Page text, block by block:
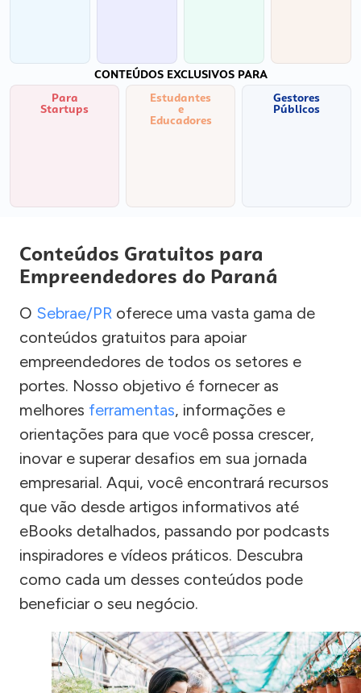
CONTEÚDOS EXCLUSIVOS PARA
Para
Startups
Estudantes
e
Educadores
Gestores
Públicos
Conteúdos Gratuitos para
Empreendedores do Paraná
O Sebrae/PR oferece uma vasta gama de
conteúdos gratuitos para apoiar
empreendedores de todos os setores e
portes. Nosso objetivo é fornecer as
melhores ferramentas, informações e
orientações para que você possa crescer,
inovar e superar desafios em sua jornada
empresarial. Aqui, você encontrará recursos
que vão desde artigos informativos até
eBooks detalhados, passando por podcasts
inspiradores e vídeos práticos. Descubra
como cada um desses conteúdos pode
beneficiar o seu negócio.